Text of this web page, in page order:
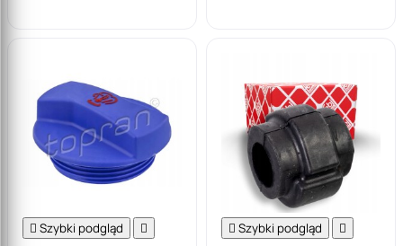
 Szybki podgląd   Szybki podgląd 